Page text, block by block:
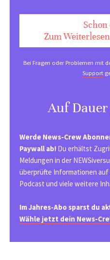
Schon
Zum
Bei Fragen oder Problemen mit
Support
Auf
Werde News-Crew
Paywall ab! Du erhältst
Meldungen in der
überprüfte Informationen auf
Podcast und viele weitere
Im Jahres-Abo sparst du
Wähle jetzt dein News-